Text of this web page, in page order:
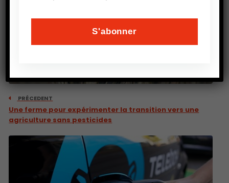
PRÉCEDENT
Une ferme pour expérimenter la transition vers une
agriculture sans pesticides